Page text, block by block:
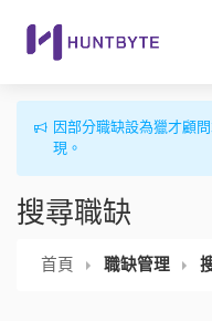
因部分職缺設為獵才顧
現。
搜尋職缺
首頁 職缺管理